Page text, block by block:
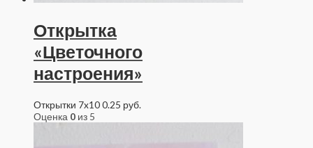
Открытка
«Цветочного
настроения»
Открытки 7x100.25 руб.
Оценка 0 из 5